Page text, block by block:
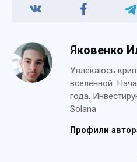
Яковенко
Увлекаюсь
вселенной.
года.
Solana
Профили